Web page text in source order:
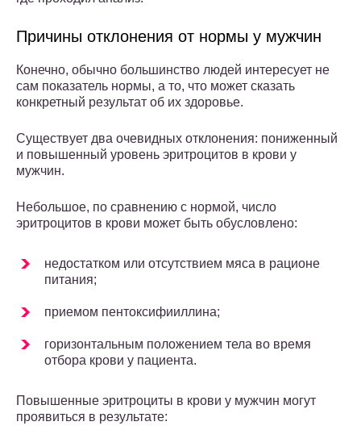
Причины отклонения от нормы у мужчин
Конечно, обычно большинство людей интересует не
сам показатель нормы, а то, что может сказать
конкретный результат об их здоровье.
Существует два очевидных отклонения: пониженный
и повышенный уровень эритроцитов в крови у
мужчин.
Небольшое, по сравнению с нормой, число
эритроцитов в крови может быть обусловлено:
недостатком или отсутствием мяса в рационе
питания;
приемом пентоксифииллина;
горизонтальным положением тела во время
отбора крови у пациента.
Повышенные эритроциты в крови у мужчин могут
проявиться в результате: